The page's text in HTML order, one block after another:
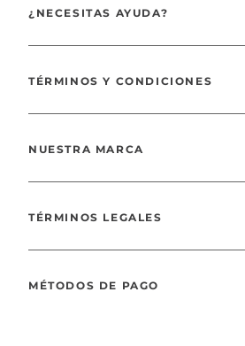
¿NECESITAS AYUDA?
TÉRMINOS Y CONDICIONES
NUESTRA MARCA
TÉRMINOS LEGALES
MÉTODOS DE PAGO